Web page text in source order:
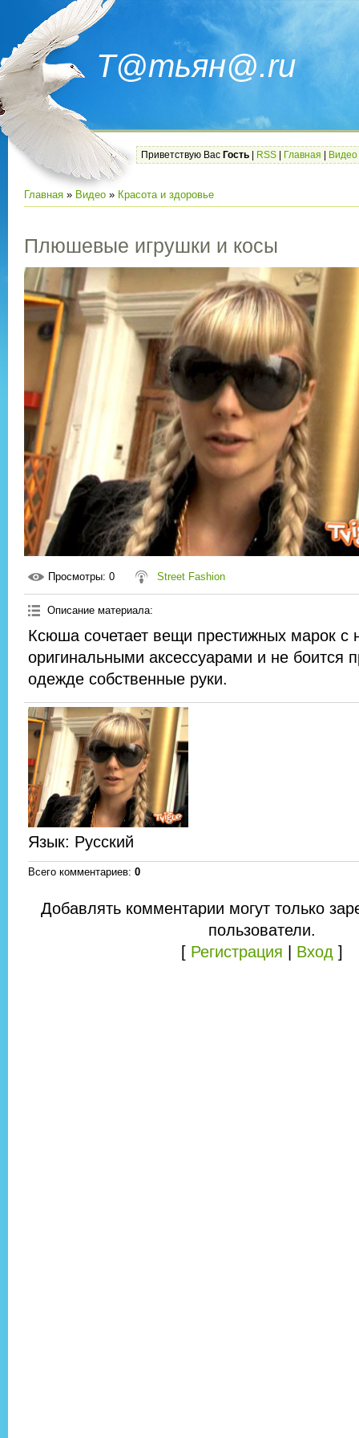
Т@тьян@.ru
Приветствую Вас Гость RSS Главная Видео
Главная » Видео » Красота и здоровье
Плюшевые игрушки и косы
Просмотры: 0 Street Fashion
Описание материала:
Ксюша сочетает вещи престижных марок с
оригинальными аксессуарами и не боится
одежде собственные руки.
Язык: Русский
Всего комментариев: 0
Добавлять комментарии могут только
пользователи.
[ Регистрация Вход ]